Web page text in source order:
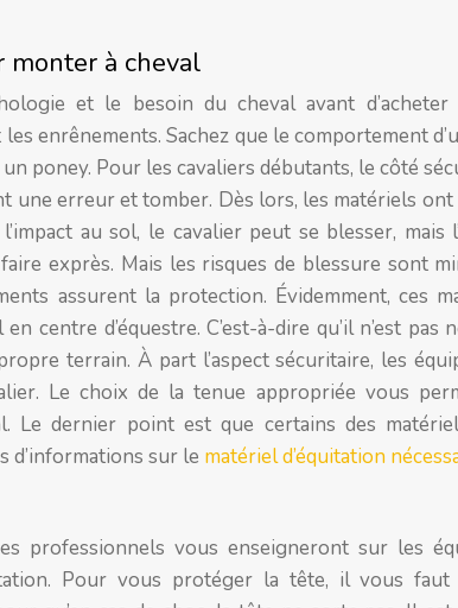
monter à cheval
et le besoin du cheval avant d’acheter
enrênements. Sachez que le comportement
poney. Pour les cavaliers débutants, le côté
une erreur et tomber. Dès lors, les matériels
au sol, le cavalier peut se blesser, mais
exprès. Mais les risques de blessure sont
assurent la protection. Évidemment, ces
centre d’équestre. C’est-à-dire qu’il n’est pas
terrain. À part l’aspect sécuritaire, les
Le choix de la tenue appropriée vous
Le dernier point est que certains des
d’informations sur le matériel d’équitation
professionnels vous enseigneront sur les
Pour vous protéger la tête, il vous faut